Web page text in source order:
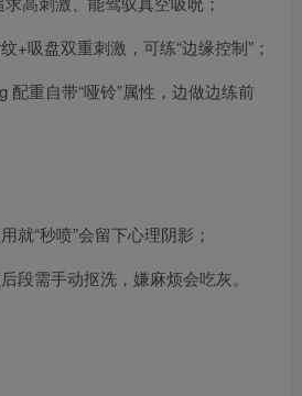
+吸盘双重刺激，可练“边缘控制”；
配重自带“哑铃”属性，边做边练前
就“秒喷”会留下心理阴影；
段需手动抠洗，嫌麻烦会吃灰。